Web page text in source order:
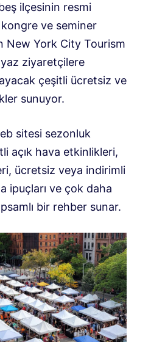
ilçesinin resmi
ve seminer
New York City Tourism
ziyaretçilere
çeşitli ücretsiz ve
sunuyor.
sitesi sezonluk
açık hava etkinlikleri,
ücretsiz veya indirimli
ipuçları ve çok daha
bir rehber sunar.